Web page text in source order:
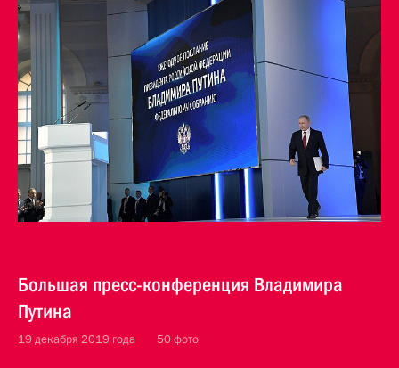
Большая пресс-конференция Владимира
Путина
19 декабря 2019 года 50 фото